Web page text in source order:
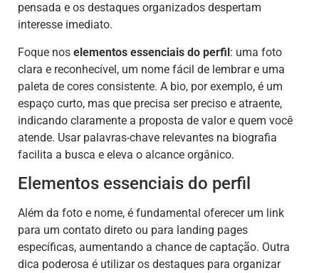
pensada e os destaques organizados despertam
interesse imediato.
Foque nos elementos essenciais do perfil: uma foto
clara e reconhecível, um nome fácil de lembrar e uma
paleta de cores consistente. A bio, por exemplo, é um
espaço curto, mas que precisa ser preciso e atraente,
indicando claramente a proposta de valor e quem você
atende. Usar palavras-chave relevantes na biografia
facilita a busca e eleva o alcance orgânico.
Elementos essenciais do perfil
Além da foto e nome, é fundamental oferecer um link
para um contato direto ou para landing pages
específicas, aumentando a chance de captação. Outra
dica poderosa é utilizar os destaques para organizar